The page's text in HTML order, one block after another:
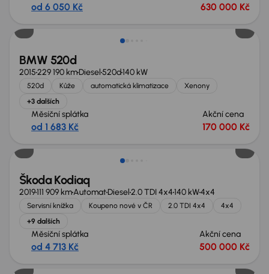
od 6 050 Kč 630 000 Kč
BMW 520d
2015229 190 kmDiesel520d140 kW
520d Kůže automatická klimatizace
Xenony
+3 dalších
Měsíční splátka
od 1 683 Kč
Akční cena
170 000 Kč
Zlevněno o 80 000 Kč
Škoda Kodiaq
2019111 909 kmAutomatDiesel2.0 TDI 4x4140 kW4x4
Servisní knížka Koupeno nové v ČR 2.0 TDI 4x4
4x4
+9 dalších
Měsíční splátka
od 4 713 Kč
Akční cena
500 000 Kč
Zlevněno o 60 000 Kč